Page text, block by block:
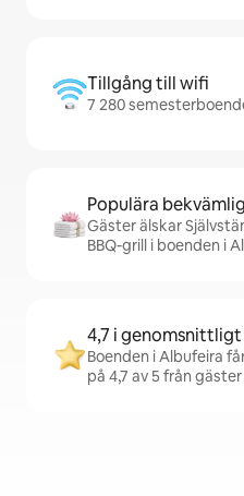
Tillgång till wifi
7 280
Populära
Gäster älskar
BBQ-grill i boenden i
4,7 i
Boenden i Albufeira
på 4,7 av 5 från gäster